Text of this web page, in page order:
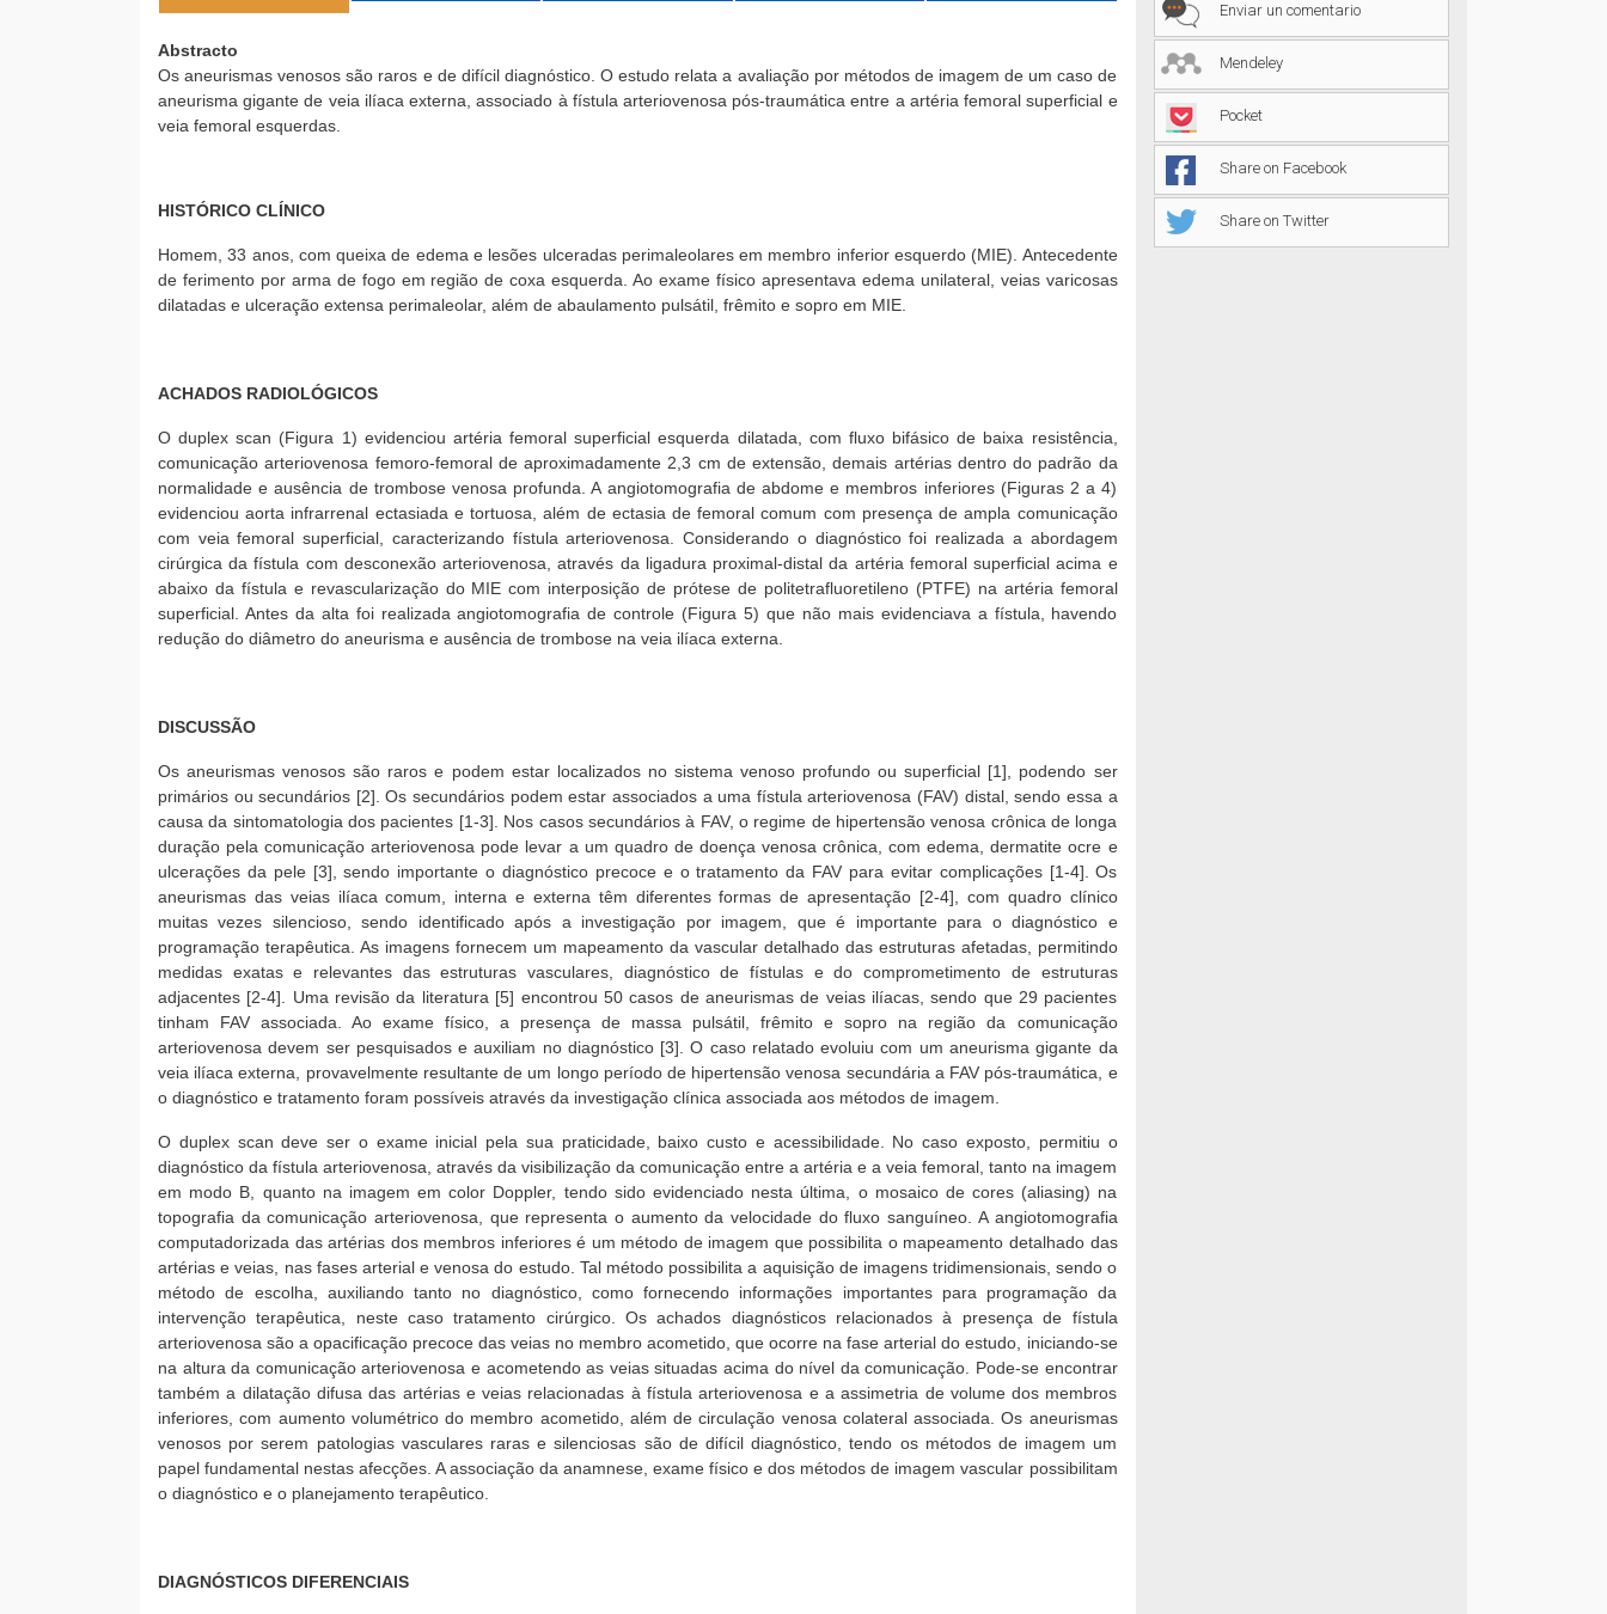
Abstracto
Os aneurismas venosos são raros e de difícil diagnóstico. O estudo relata a avaliação por métodos de imagem de um caso de
aneurisma gigante de veia ilíaca externa, associado à fístula arteriovenosa pós-traumática entre a artéria femoral superficial e
veia femoral esquerdas.
HISTÓRICO CLÍNICO
Homem, 33 anos, com queixa de edema e lesões ulceradas perimaleolares em membro inferior esquerdo (MIE). Antecedente
de ferimento por arma de fogo em região de coxa esquerda. Ao exame físico apresentava edema unilateral, veias varicosas
dilatadas e ulceração extensa perimaleolar, além de abaulamento pulsátil, frêmito e sopro em MIE.
ACHADOS RADIOLÓGICOS
O duplex scan (Figura 1) evidenciou artéria femoral superficial esquerda dilatada, com fluxo bifásico de baixa resistência,
comunicação arteriovenosa femoro-femoral de aproximadamente 2,3 cm de extensão, demais artérias dentro do padrão da
normalidade e ausência de trombose venosa profunda. A angiotomografia de abdome e membros inferiores (Figuras 2 a 4)
evidenciou aorta infrarrenal ectasiada e tortuosa, além de ectasia de femoral comum com presença de ampla comunicação
com veia femoral superficial, caracterizando fístula arteriovenosa. Considerando o diagnóstico foi realizada a abordagem
cirúrgica da fístula com desconexão arteriovenosa, através da ligadura proximal-distal da artéria femoral superficial acima e
abaixo da fístula e revascularização do MIE com interposição de prótese de politetrafluoretileno (PTFE) na artéria femoral
superficial. Antes da alta foi realizada angiotomografia de controle (Figura 5) que não mais evidenciava a fístula, havendo
redução do diâmetro do aneurisma e ausência de trombose na veia ilíaca externa.
DISCUSSÃO
Os aneurismas venosos são raros e podem estar localizados no sistema venoso profundo ou superficial [1], podendo ser
primários ou secundários [2]. Os secundários podem estar associados a uma fístula arteriovenosa (FAV) distal, sendo essa a
causa da sintomatologia dos pacientes [1-3]. Nos casos secundários à FAV, o regime de hipertensão venosa crônica de longa
duração pela comunicação arteriovenosa pode levar a um quadro de doença venosa crônica, com edema, dermatite ocre e
ulcerações da pele [3], sendo importante o diagnóstico precoce e o tratamento da FAV para evitar complicações [1-4]. Os
aneurismas das veias ilíaca comum, interna e externa têm diferentes formas de apresentação [2-4], com quadro clínico
muitas vezes silencioso, sendo identificado após a investigação por imagem, que é importante para o diagnóstico e
programação terapêutica. As imagens fornecem um mapeamento da vascular detalhado das estruturas afetadas, permitindo
medidas exatas e relevantes das estruturas vasculares, diagnóstico de fístulas e do comprometimento de estruturas
adjacentes [2-4]. Uma revisão da literatura [5] encontrou 50 casos de aneurismas de veias ilíacas, sendo que 29 pacientes
tinham FAV associada. Ao exame físico, a presença de massa pulsátil, frêmito e sopro na região da comunicação
arteriovenosa devem ser pesquisados e auxiliam no diagnóstico [3]. O caso relatado evoluiu com um aneurisma gigante da
veia ilíaca externa, provavelmente resultante de um longo período de hipertensão venosa secundária a FAV pós-traumática, e
o diagnóstico e tratamento foram possíveis através da investigação clínica associada aos métodos de imagem.
O duplex scan deve ser o exame inicial pela sua praticidade, baixo custo e acessibilidade. No caso exposto, permitiu o
diagnóstico da fístula arteriovenosa, através da visibilização da comunicação entre a artéria e a veia femoral, tanto na imagem
em modo B, quanto na imagem em color Doppler, tendo sido evidenciado nesta última, o mosaico de cores (aliasing) na
topografia da comunicação arteriovenosa, que representa o aumento da velocidade do fluxo sanguíneo. A angiotomografia
computadorizada das artérias dos membros inferiores é um método de imagem que possibilita o mapeamento detalhado das
artérias e veias, nas fases arterial e venosa do estudo. Tal método possibilita a aquisição de imagens tridimensionais, sendo o
método de escolha, auxiliando tanto no diagnóstico, como fornecendo informações importantes para programação da
intervenção terapêutica, neste caso tratamento cirúrgico. Os achados diagnósticos relacionados à presença de fístula
arteriovenosa são a opacificação precoce das veias no membro acometido, que ocorre na fase arterial do estudo, iniciando-se
na altura da comunicação arteriovenosa e acometendo as veias situadas acima do nível da comunicação. Pode-se encontrar
também a dilatação difusa das artérias e veias relacionadas à fístula arteriovenosa e a assimetria de volume dos membros
inferiores, com aumento volumétrico do membro acometido, além de circulação venosa colateral associada. Os aneurismas
venosos por serem patologias vasculares raras e silenciosas são de difícil diagnóstico, tendo os métodos de imagem um
papel fundamental nestas afecções. A associação da anamnese, exame físico e dos métodos de imagem vascular possibilitam
o diagnóstico e o planejamento terapêutico.
DIAGNÓSTICOS DIFERENCIAIS
Enviar un comentario
Mendeley
Pocket
Share on Facebook
Share on Twitter